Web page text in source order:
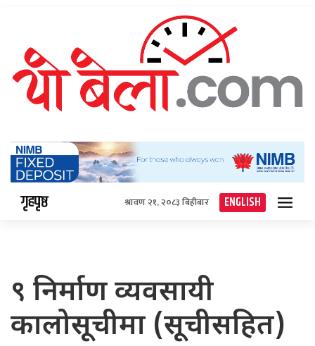
गृहपृष्ठ श्रावण २१, २०८३ बिहीबार ENGLISH
९ निर्माण व्यवसायी
कालोसूचीमा (सूचीसहित)